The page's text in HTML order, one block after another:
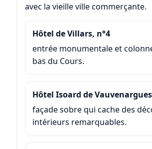
avec la vieille ville commerçante.
Hôtel de Villars, n°4
entrée monumentale et
bas du Cours.
Hôtel Isoard de
façade sobre qui cache des
intérieurs remarquables.